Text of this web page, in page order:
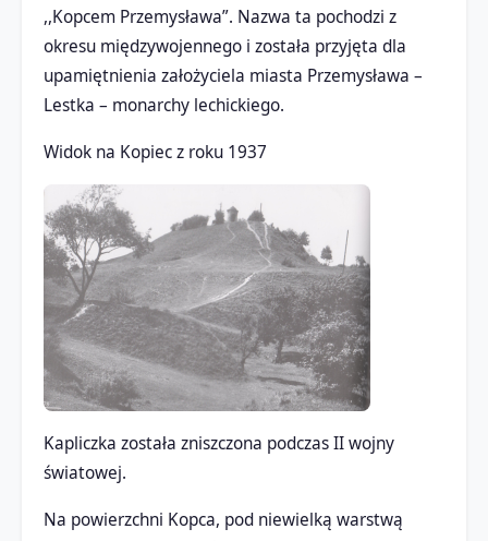
,,Kopcem Przemysława”. Nazwa ta pochodzi z
okresu międzywojennego i została przyjęta dla
upamiętnienia założyciela miasta Przemysława –
Lestka – monarchy lechickiego.
Widok na Kopiec z roku 1937
Kapliczka została zniszczona podczas II wojny
światowej.
Na powierzchni Kopca, pod niewielką warstwą